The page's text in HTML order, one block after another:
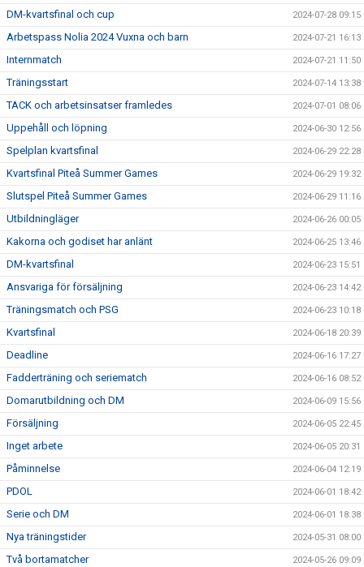
DM-kvartsfinal och cup 2024-07-28 09:15
Arbetspass Nolia 2024 Vuxna och barn 2024-07-21 16:13
Internmatch 2024-07-21 11:50
Träningsstart 2024-07-14 13:38
TACK och arbetsinsatser framledes 2024-07-01 08:06
Uppehåll och löpning 2024-06-30 12:56
Spelplan kvartsfinal 2024-06-29 22:28
Kvartsfinal Piteå Summer Games 2024-06-29 19:32
Slutspel Piteå Summer Games 2024-06-29 11:16
Utbildningläger 2024-06-26 00:05
Kakorna och godiset har anlänt 2024-06-25 13:46
DM-kvartsfinal 2024-06-23 15:51
Ansvariga för försäljning 2024-06-23 14:42
Träningsmatch och PSG 2024-06-23 10:18
Kvartsfinal 2024-06-18 20:39
Deadline 2024-06-16 17:27
Fadderträning och seriematch 2024-06-16 08:52
Domarutbildning och DM 2024-06-09 15:56
Försäljning 2024-06-05 22:45
Inget arbete 2024-06-05 20:31
Påminnelse 2024-06-04 12:19
PDOL 2024-06-01 18:42
Serie och DM 2024-06-01 18:38
Nya träningstider 2024-05-31 08:00
Två bortamatcher 2024-05-26 09:09